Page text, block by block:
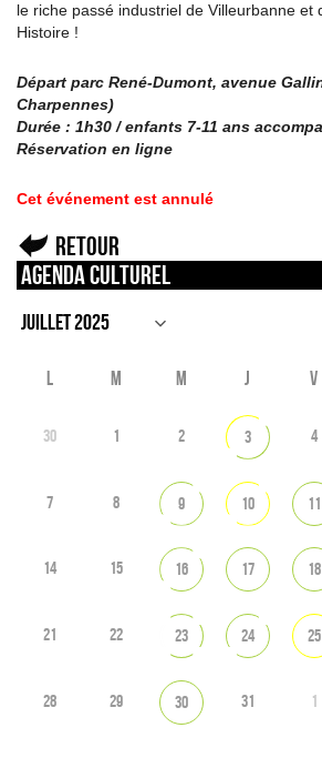
le riche passé industriel de Villeurbanne et
Histoire !
Départ parc René-Dumont, avenue
Charpennes)
Durée : 1h30 / enfants 7-11 ans
Réservation en ligne
Cet événement est annulé
Retour
Agenda culturel
L M M J V
30 1 2 3 4
7 8 9 10 11
14 15 16 17 18
21 22 23 24 25
28 29 30 31 1